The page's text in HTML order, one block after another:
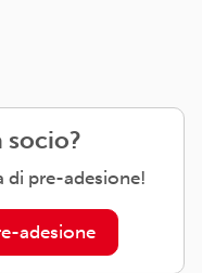
socio?
di pre-adesione!
adesione